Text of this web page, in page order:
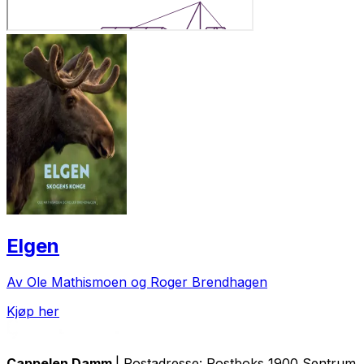
Elgen
Av Ole Mathismoen og Roger Brendhagen
Kjøp her